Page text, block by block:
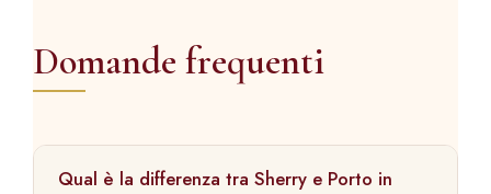
Domande frequenti
Qual è la differenza tra Sherry e Porto in